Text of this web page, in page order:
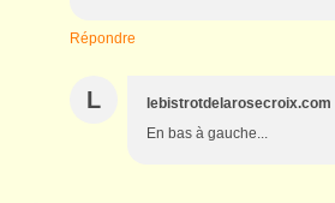
Répondre
L lebistrotdelarosecroix.com
En bas à gauche...